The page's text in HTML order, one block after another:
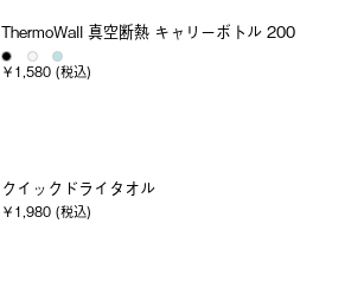
ThermoWall 真空断熱 キャリーボトル 200
￥1,580 (税込)
クイックドライタオル
￥1,980 (税込)